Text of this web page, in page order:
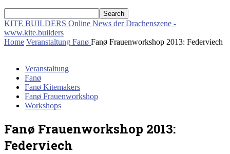
KITE BUILDERS Online News der Drachenszene -
www.kite.builders
Home Veranstaltung Fanø Fanø Frauenworkshop 2013: Federviech
Veranstaltung
Fanø
Fanø Kitemakers
Fanø Frauenworkshop
Workshops
Fanø Frauenworkshop 2013:
Federviech